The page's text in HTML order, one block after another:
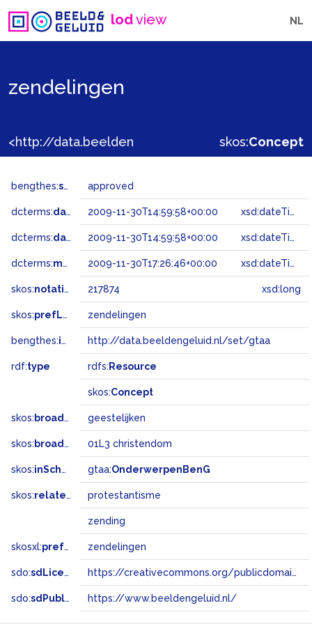
lodview NL
zendelingen
skos:Concept
bengthes:status approved
dcterms:dateAccepted 2009-11-30T14:59:58+00:00 xsd:dateTime
dcterms:dateSubmitted 2009-11-30T14:59:58+00:00 xsd:dateTime
dcterms:modified 2009-11-30T17:26:46+00:00 xsd:dateTime
skos:notation 217874 xsd:long
skos:prefLabel zendelingen
bengthes:inSet http://data.beeldengeluid.nl/set/gtaa
rdf:type rdfs: Resource
skos:Concept
skos: broader geestelijken
skos: broadMatch 01L3 christendom
skos:inScheme gtaa:OnderwerpenBenG
skos:related protestantisme
zending
skosxl:prefLabel zendelingen
sdo:sdLicense https://creativecommons.org/publicdomain/zero/1.0/
sdo:sdPublisher https://www.beeldengeluid.nl/